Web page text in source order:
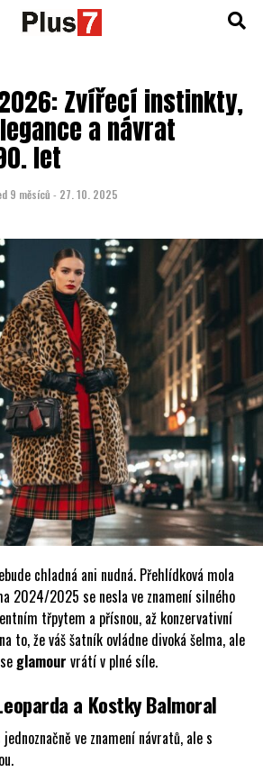
Zvířecí instinkty,
a návrat
let
9 měsíců - 27. 10. 2025
chladná ani nudná. Přehlídková mola
2024/2025 se nesla ve znamení silného
třpytem a přísnou, až konzervativní
to, že váš šatník ovládne divoká šelma, ale
glamour vrátí v plné síle.
a Kostky Balmoral
ve znamení návratů, ale s